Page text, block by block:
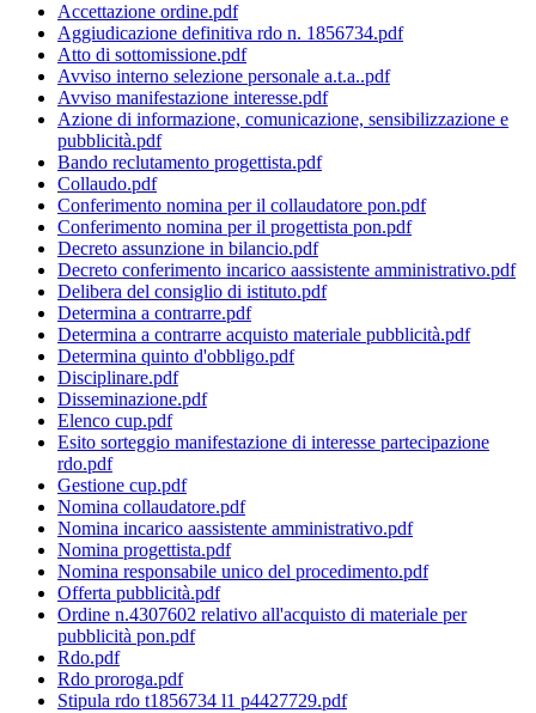
Accettazione ordine.pdf
Aggiudicazione definitiva rdo n. 1856734.pdf
Atto di sottomissione.pdf
Avviso interno selezione personale a.t.a..pdf
Avviso manifestazione interesse.pdf
Azione di informazione, comunicazione, sensibilizzazione e
pubblicità.pdf
Bando reclutamento progettista.pdf
Collaudo.pdf
Conferimento nomina per il collaudatore pon.pdf
Conferimento nomina per il progettista pon.pdf
Decreto assunzione in bilancio.pdf
Decreto conferimento incarico aassistente amministrativo.pdf
Delibera del consiglio di istituto.pdf
Determina a contrarre.pdf
Determina a contrarre acquisto materiale pubblicità.pdf
Determina quinto d'obbligo.pdf
Disciplinare.pdf
Disseminazione.pdf
Elenco cup.pdf
Esito sorteggio manifestazione di interesse partecipazione
rdo.pdf
Gestione cup.pdf
Nomina collaudatore.pdf
Nomina incarico aassistente amministrativo.pdf
Nomina progettista.pdf
Nomina responsabile unico del procedimento.pdf
Offerta pubblicità.pdf
Ordine n.4307602 relativo all'acquisto di materiale per
pubblicità pon.pdf
Rdo.pdf
Rdo proroga.pdf
Stipula rdo t1856734 l1 p4427729.pdf